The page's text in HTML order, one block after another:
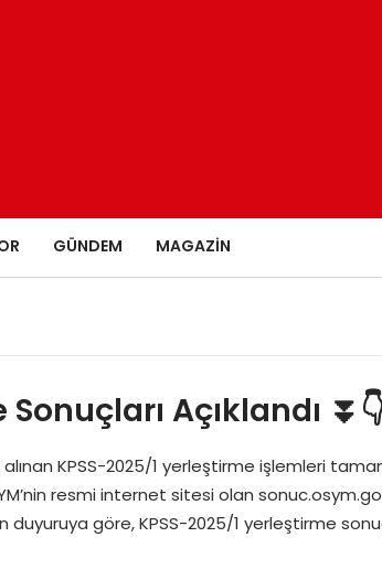
GÜNDEM MAGAZIN
Açıklandı
KPSS-2025/1 yerleştirme işlemleri
resmi internet sitesi olan
duyuruya göre, KPSS-2025/1 yerleştirme